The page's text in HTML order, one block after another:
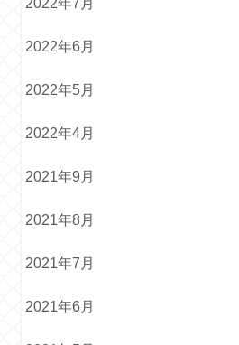
2022年6月
2022年5月
2022年4月
2021年9月
2021年8月
2021年7月
2021年6月